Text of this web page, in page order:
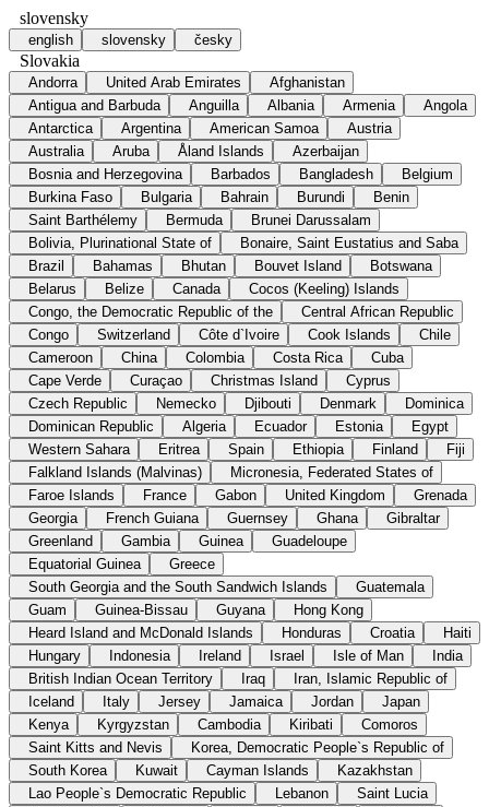
slovensky
english slovensky česky
Slovakia
Andorra United Arab Emirates
Afghanistan
Antigua and Barbuda
Anguilla Albania Armenia
Angola
Antarctica
Argentina American Samoa
Austria
Australia
Aruba Åland Islands
Azerbaijan
Bosnia and Herzegovina
Barbados Bangladesh
Belgium
Burkina Faso
Bulgaria Bahrain Burundi
Benin
Saint Barthélemy
Bermuda
Brunei Darussalam
Bolivia, Plurinational State of
Bonaire, Saint Eustatius and Saba
Brazil
Bahamas Bhutan Bouvet Island
Botswana
Belarus
Belize Canada
Cocos (Keeling) Islands
Congo, the Democratic Republic of the
Central African Republic
Congo
Switzerland Côte d`Ivoire Cook Islands
Chile
Cameroon
China Colombia Costa Rica
Cuba
Cape Verde
Curaçao Christmas Island
Cyprus
Czech Republic
Nemecko Djibouti Denmark
Dominica
Dominican Republic
Algeria Ecuador Estonia
Egypt
Western Sahara
Eritrea Spain Ethiopia Finland
Fiji
Falkland Islands (Malvinas)
Micronesia, Federated States of
Faroe Islands
France Gabon United Kingdom
Grenada
Georgia
French Guiana Guernsey Ghana
Gibraltar
Greenland
Gambia Guinea
Guadeloupe
Equatorial Guinea
Greece
South Georgia and the South Sandwich Islands
Guatemala
Guam
Guinea-Bissau Guyana
Hong Kong
Heard Island and McDonald Islands
Honduras Croatia
Haiti
Hungary
Indonesia Ireland Israel Isle of Man
India
British Indian Ocean Territory
Iraq
Iran, Islamic Republic of
Iceland
Italy Jersey Jamaica Jordan
Japan
Kenya
Kyrgyzstan Cambodia Kiribati
Comoros
Saint Kitts and Nevis
Korea, Democratic People`s Republic of
South Korea
Kuwait Cayman Islands
Kazakhstan
Lao People`s Democratic Republic
Lebanon
Saint Lucia